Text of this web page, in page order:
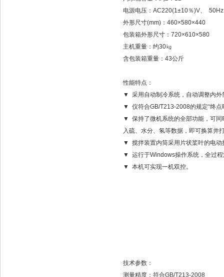
电源电压：AC220(1±10％)V、 50Hz
外形尺寸(mm)：460×580×440
包装箱外形尺寸：720×610×580
主机重量：约30㎏
含包装箱重量：43公斤
性能特点：
▼ 采用自动制冷系统，自动调整内外
▼ 仪符合GB/T213-2008的规定“终点
▼ 保持了微机系统的全部功能，可同
入硫、水分、氢等数据，即可换算并
▼ 搅拌装置内筒采用片状桨叶的电动
▼ 运行于Windows操作系统，全过
▼ 本机可实现一机双控。
技术参数：
测量精度：符合GB/T213-2008